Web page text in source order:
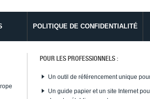
POLITIQUE DE CONFIDENTIALITÉ
POUR LES PROFESSIONNELS :
Un outil de référencement unique
Un guide papier et un site Internet